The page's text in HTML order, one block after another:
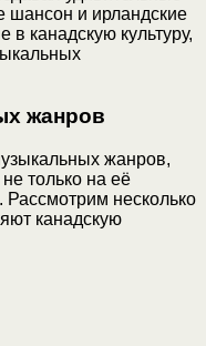
шансон и ирландские
канадскую культуру,
жанров
жанров,
только на её
Рассмотрим несколько
канадскую